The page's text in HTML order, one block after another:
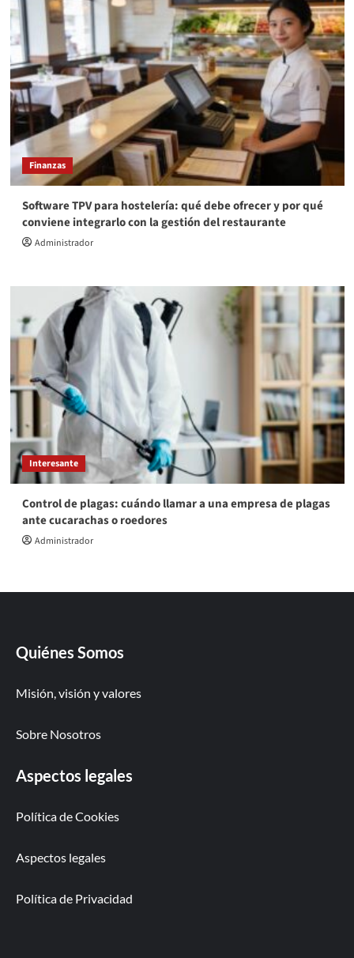
Finanzas
Software TPV para hostelería: qué debe ofrecer y por qué
conviene integrarlo con la gestión del restaurante
Administrador
Interesante
Control de plagas: cuándo llamar a una empresa de plagas
ante cucarachas o roedores
Administrador
Quiénes Somos
Misión, visión y valores
Sobre Nosotros
Aspectos legales
Política de Cookies
Aspectos legales
Política de Privacidad